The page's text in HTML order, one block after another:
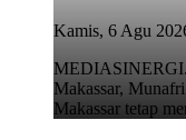
Kamis, 6 Agu
Makassar,
Makassar tetap